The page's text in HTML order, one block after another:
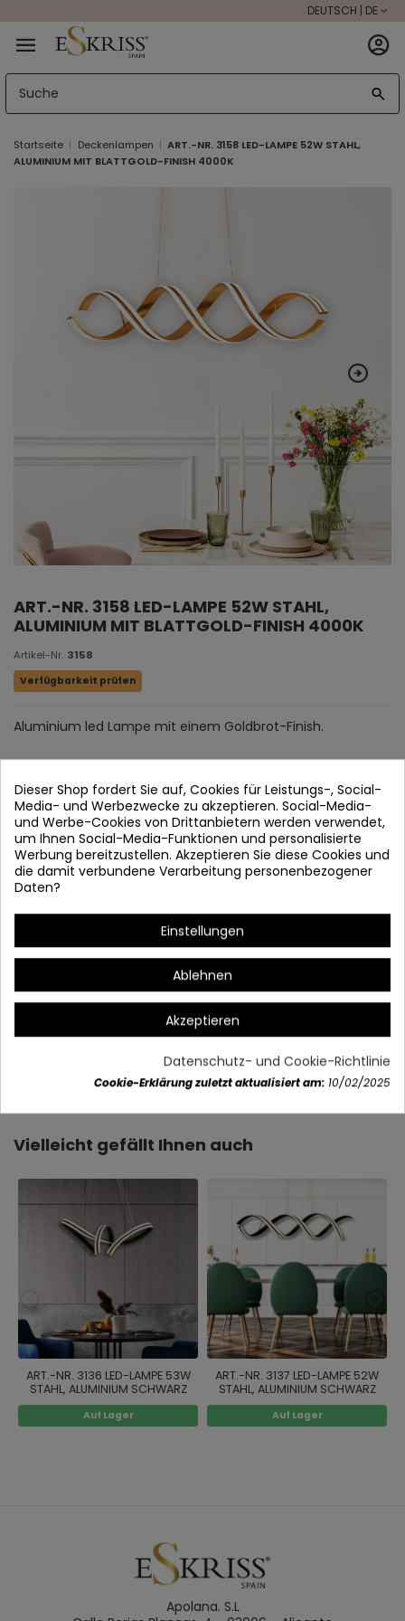
DEUTSCH | DE
Startseite Deckenlampen
ART.-NR. 3158 LED-LAMPE 52W STAHL,
ALUMINIUM MIT BLATTGOLD-FINISH 4000K
ART.-NR. 3158 LED-LAMPE 52W STAHL,
ALUMINIUM MIT BLATTGOLD-FINISH 4000K
Artikel-Nr. 3158
Verfügbarkeit prüfen
Aluminium led Lampe mit einem Goldbrot-Finish.
Artikeldetails
Vielleicht gefällt Ihnen auch
ART.-NR. 3136 LED-LAMPE 53W
STAHL, ALUMINIUM SCHWARZ
LACKIERT
Auf Lager
ART.-NR. 3137 LED-LAMPE 52W
STAHL, ALUMINIUM SCHWARZ
LACKIERT 4000K
Auf Lager
Apolana. S.L
Dieser Shop fordert Sie auf, Cookies für Leistungs-, Social-
Media- und Werbezwecke zu akzeptieren. Social-Media-
und Werbe-Cookies von Drittanbietern werden verwendet,
um Ihnen Social-Media-Funktionen und personalisierte
Werbung bereitzustellen. Akzeptieren Sie diese Cookies und
die damit verbundene Verarbeitung personenbezogener
Daten?
Einstellungen
Ablehnen
Akzeptieren
Datenschutz- und Cookie-Richtlinie
Cookie-Erklärung zuletzt aktualisiert am: 10/02/2025